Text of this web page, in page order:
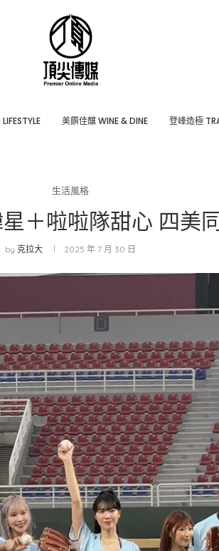
美饌佳釀 WINE & DINE 登峰造極
生活風格
＋啦啦隊甜心 四美
by 克拉大 2025 年 7 月 30 日